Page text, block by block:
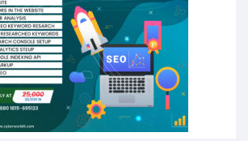
১৪ জনের প্রাণহানি
ও এইচএসসি পরীক্ষা
পুড়লো ৬ ব্যবসা প্রতিষ্ঠান